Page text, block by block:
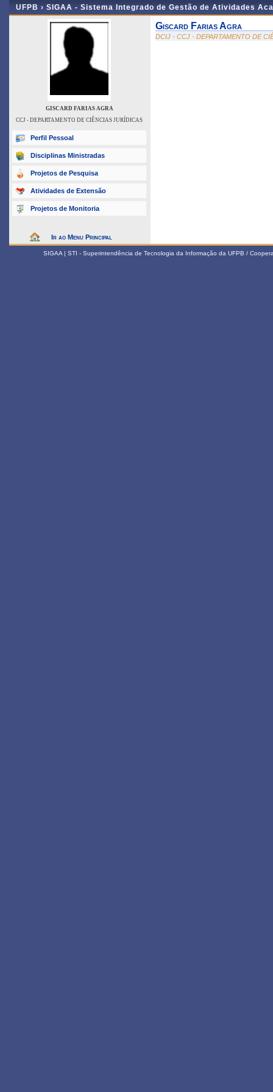
UFPB › SIGAA - Sistema Integrado de Gestão de Atividades
GISCARD FARIAS AGRA
CCJ - DEPARTAMENTO DE CIÊNCIAS JURÍDICAS
Perfil Pessoal
Disciplinas Ministradas
Projetos de Pesquisa
Atividades de Extensão
Projetos de Monitoria
Ir ao Menu Principal
Giscard Farias Agra
DCIJ - CCJ - DEPARTAMENTO DE
SIGAA | STI - Superintendência de Tecnologia da Informação da UFPB /